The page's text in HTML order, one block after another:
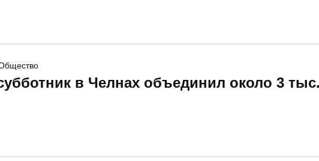
в Челнах объединил около 3